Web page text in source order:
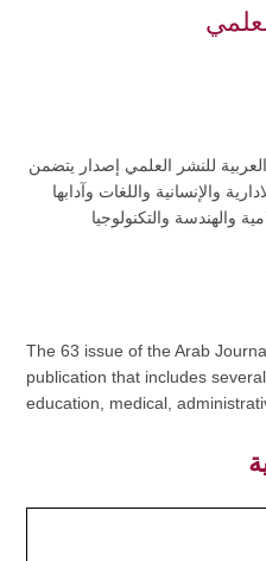
للنشر العلمي إصدار يتضمن
والإنسانية واللغات وآدابها
والهندسة والتكنولوجيا
The 63 issue of the Arab
publication that includes
education, medical,